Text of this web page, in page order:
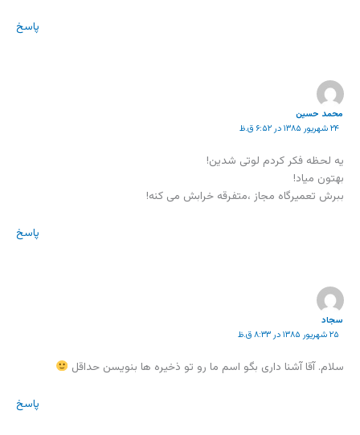
پاسخ
محمد حسین
۲۴ شهریور ۱۳۸۵ در ۶:۵۲ ق.ظ
یه لحظه فکر کردم لوتی شدین!
بهتون میاد!
ببرش تعمیرگاه مجاز ،متفرقه خرابش می کنه!
پاسخ
سجاد
۲۵ شهریور ۱۳۸۵ در ۸:۳۳ ق.ظ
سلام. آقا آشنا داری بگو اسم ما رو تو ذخیره ها بنویسن حداقل
پاسخ